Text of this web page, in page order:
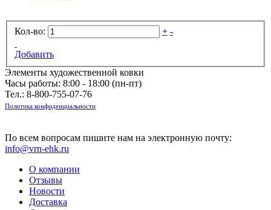
Кол-во: + -
Добавить
Элементы художественной ковки
Часы работы: 8:00 - 18:00 (пн-пт)
Тел.: 8-800-755-07-76
Политика конфиденциальности
По всем вопросам пишите нам на электронную почту:
info@vrn-ehk.ru
О компании
Отзывы
Новости
Доставка